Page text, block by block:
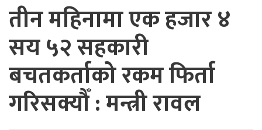
तीन महिनामा एक हजार ४
सय ५२ सहकारी
बचतकर्ताको रकम फिर्ता
गरिसक्यौँ : मन्त्री रावल